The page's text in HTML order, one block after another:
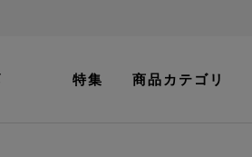
特集 商品カテゴリ